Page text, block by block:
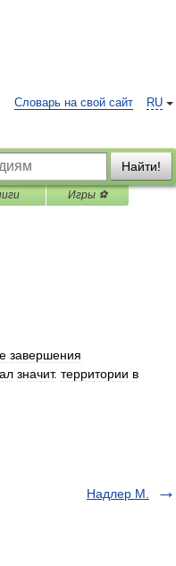
RU
Словарь на свой сайт
Найти!
Игры ⚽
завершения
значит. территории в
Надлер М.